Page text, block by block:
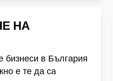
НА
бизнеси в България
е те да са